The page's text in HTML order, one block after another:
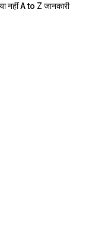
नहीं A to Z जानकारी